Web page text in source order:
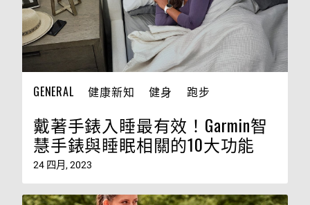
GENERAL 健康新知 健身 跑步
戴著手錶入睡最有效！Garmin智
慧手錶與睡眠相關的10大功能
24 四月, 2023